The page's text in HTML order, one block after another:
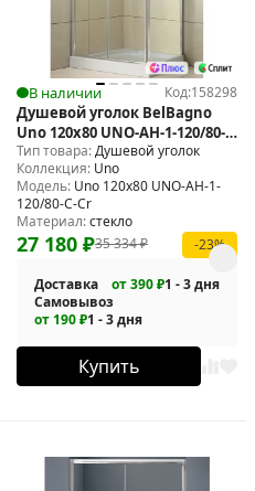
В наличии Код:158298
Душевой уголок BelBagno
Uno 120x80 UNO-AH-1-120/80-
C-Cr
Тип товара:Душевой уголок
Коллекция: Uno
Модель: Uno 120x80 UNO-AH-1-
120/80-C-Cr
Материал:стекло
35 334₽
27 180 ₽ -23%
Доставка от 390 ₽1 - 3 дня
Самовывоз
от 190 ₽1 - 3 дня
Купить